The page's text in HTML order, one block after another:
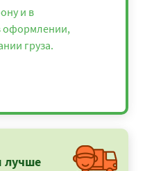
и в
оформлении,
груза.
лучше